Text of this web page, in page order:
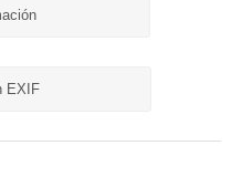
EXIF